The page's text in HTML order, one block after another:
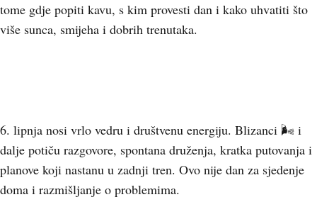
tome gdje popiti kavu, s kim provesti dan i kako uhvatiti što
više sunca, smijeha i dobrih trenutaka.
6. lipnja nosi vrlo vedru i društvenu energiju. Blizanci 🌬 i
dalje potiču razgovore, spontana druženja, kratka putovanja i
planove koji nastanu u zadnji tren. Ovo nije dan za sjedenje
doma i razmišljanje o problemima.